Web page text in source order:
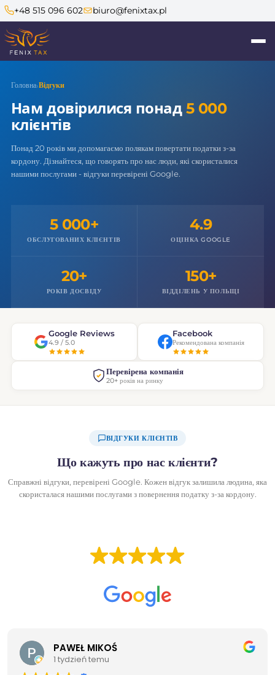
+48 515 096 602 biuro@fenixtax.pl
Головна›Відгуки
Нам довірилися понад 5 000
клієнтів
Понад 20 років ми допомагаємо полякам повертати податки з-за
кордону. Дізнайтеся, що говорять про нас люди, які скористалися
нашими послугами - відгуки перевірені Google.
5 000+
ОБСЛУГОВАНИХ КЛІЄНТІВ
4.9
ОЦІНКА GOOGLE
20+
РОКІВ ДОСВІДУ
150+
ВІДДІЛЕНЬ У ПОЛЬЩІ
Google Reviews
4.9 / 5.0
Facebook
Рекомендована компанія
Перевірена компанія
20+ років на ринку
ВІДГУКИ КЛІЄНТІВ
Що кажуть про нас клієнти?
Справжні відгуки, перевірені Google. Кожен відгук залишила людина, яка
скористалася нашими послугами з повернення податку з-за кордону.
PAWEŁ MIKOŚ
1 tydzień temu
Fenix Tax
Асистент ШІ
Niemcy Holandia